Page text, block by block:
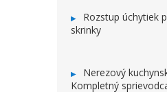
Rozstup úchytiek
skrinky
Nerezový
Kompletný